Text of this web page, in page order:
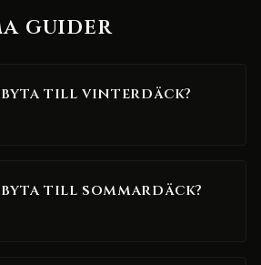
guider
byta till vinterdäck?
byta till sommardäck?